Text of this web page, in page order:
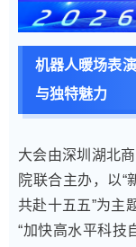
机器人暖场表
与独特魅力
大会由深圳湖北
院联合主办，以
共赴十五五”为主
“加快高水平科技